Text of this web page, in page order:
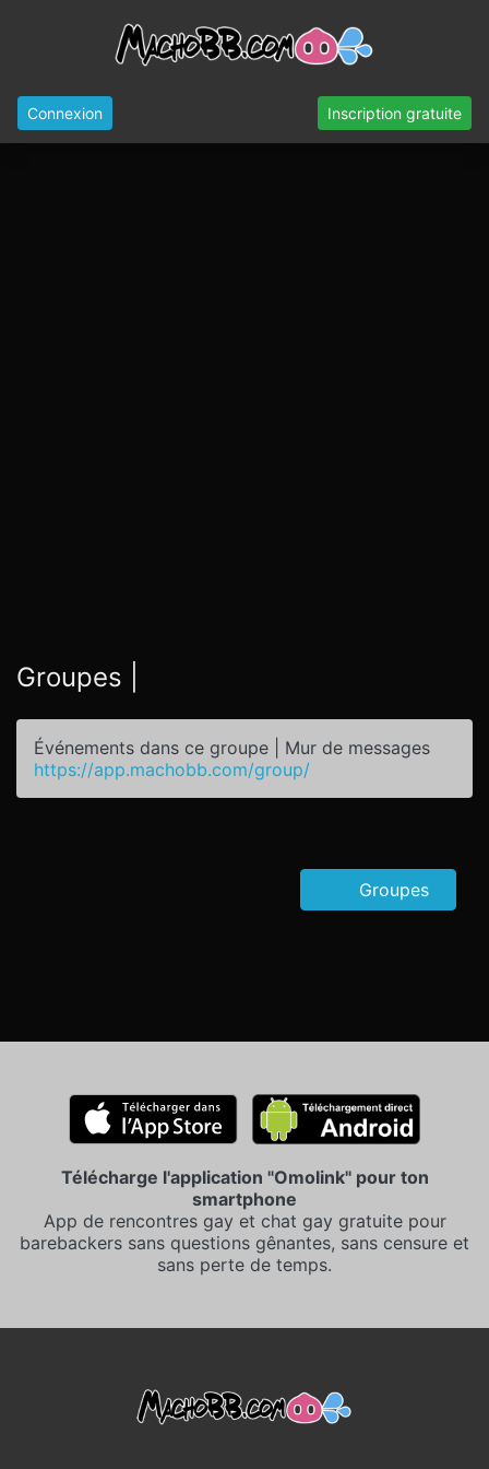
Connexion Inscription gratuite
Groupes |
Événements dans ce groupe | Mur de messages
https://app.machobb.com/group/
Groupes
Télécharge l'application "Omolink" pour ton
smartphone
App de rencontres gay et chat gay gratuite pour
barebackers sans questions gênantes, sans censure et
sans perte de temps.